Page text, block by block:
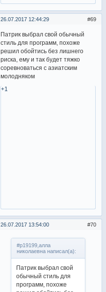
69
26.07.2017 12:44:29
Патрик выбрал свой обычный
стиль для программ, похоже
решил обойтись без лишнего
риска, ему и так будет тяжко
соревноваться с азиатским
молодняком
+1
70
26.07.2017 13:54:00
#p19199,алла
николаевна написал(а):
Патрик выбрал свой
обычный стиль для
программ, похоже